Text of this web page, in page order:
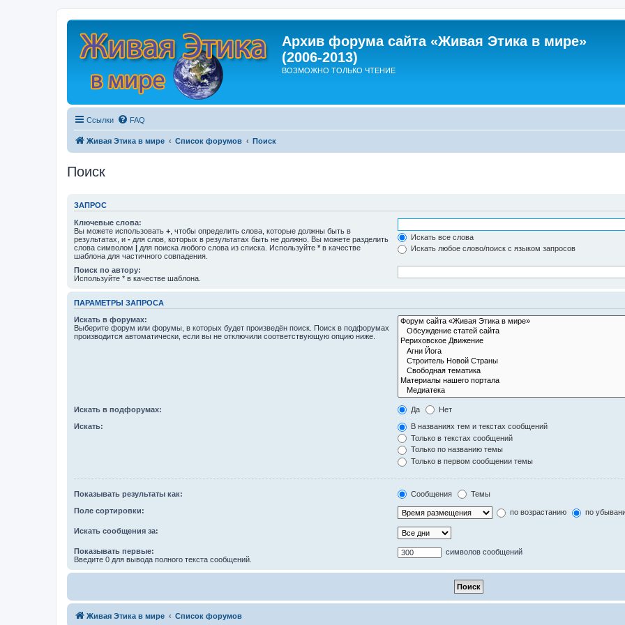
Архив форума сайта «Живая Этика в мире»
(2006-2013)
ВОЗМОЖНО ТОЛЬКО ЧТЕНИЕ
Ссылки FAQ
Живая Этика в мире Список форумов Поиск
Поиск
ЗАПРОС
Ключевые слова:
Вы можете использовать + , чтобы определить слова, которые должны быть в
результатах, и - для слов, которых в результатах быть не должно. Вы можете разделить
слова символом | для поиска любого слова из списка. Используйте * в качестве
шаблона для частичного совпадения.
Искать все слова
Искать любое слово/поиск с языком запросов
Поиск по автору:
Используйте * в качестве шаблона.
ПАРАМЕТРЫ ЗАПРОСА
Искать в форумах:
Выберите форум или форумы, в которых будет произведён поиск. Поиск в подфорумах
производится автоматически, если вы не отключили соответствующую опцию ниже.
Искать в подфорумах: Да Нет
Искать:
В названиях тем и текстах сообщений
Только в текстах сообщений
Только по названию темы
Только в первом сообщении темы
Показывать результаты как: Сообщения Темы
Поле сортировки: по возрастанию по
Искать сообщения за:
Показывать первые:
Введите 0 для вывода полного текста сообщений.
символов сообщений
Живая Этика в мире Список форумов